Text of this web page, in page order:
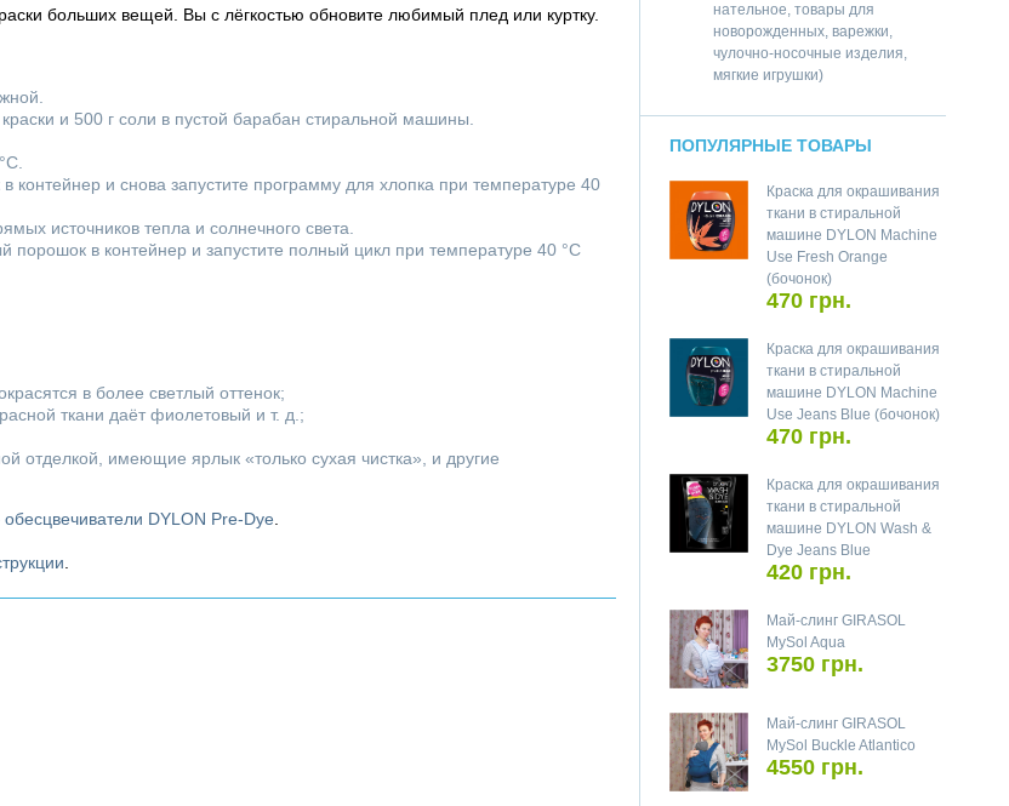
больших вещей. Вы с лёгкостью обновите любимый плед или куртку.
и 500 г соли в пустой барабан стиральной машины.
и снова запустите программу для хлопка при температуре 40
источников тепла и солнечного света.
в контейнер и запустите полный цикл при температуре 40 °C
в более светлый оттенок;
ткани даёт фиолетовый и т. д.;
отделкой, имеющие ярлык «только сухая чистка», и другие
обесцвечиватели DYLON Pre-Dye
нательное, товары для
новорожденных, варежки,
чулочно-носочные изделия,
мягкие игрушки)
ПОПУЛЯРНЫЕ ТОВАРЫ
Краска для окрашивания
ткани в стиральной
машине DYLON Machine
Use Fresh Orange
(бочонок)
470 грн.
Краска для окрашивания
ткани в стиральной
машине DYLON Machine
Use Jeans Blue (бочонок)
470 грн.
Краска для окрашивания
ткани в стиральной
машине DYLON Wash &
Dye Jeans Blue
420 грн.
Май-слинг GIRASOL
MySol Aqua
3750 грн.
Май-слинг GIRASOL
MySol Buckle Atlantico
4550 грн.